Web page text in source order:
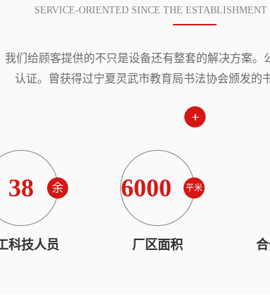
SERVICE-ORIENTED SINCE THE
们给顾客提供的不只是设备还有整套的解决方案。
认证。曾获得过宁夏灵武市教育局书法协会颁发的
38 余
科技人员
6000 平米
厂区面积